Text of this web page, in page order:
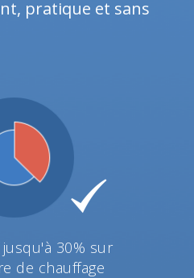
pratique et sans
30% sur
de chauffage